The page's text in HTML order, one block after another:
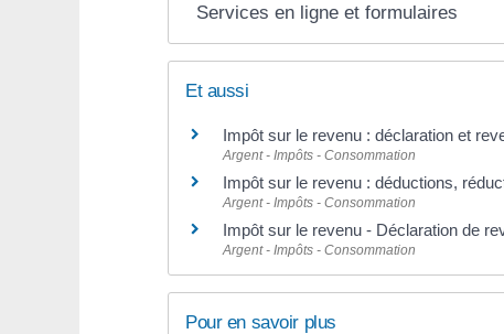
Services en ligne et formulaires
Et aussi
Impôt sur le revenu : déclaration et
Argent - Impôts - Consommation
Impôt sur le revenu : déductions,
Argent - Impôts - Consommation
Impôt sur le revenu - Déclaration de
Argent - Impôts - Consommation
Pour en savoir plus